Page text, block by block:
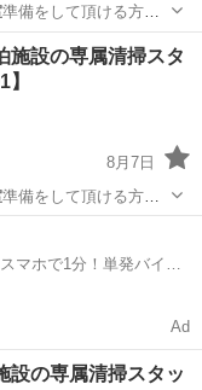
準備をして頂ける方を
設の専属清掃スタ
8月7日
準備をして頂ける方を
マホで1分！単発バイト
Ad
設の専属清掃スタッ